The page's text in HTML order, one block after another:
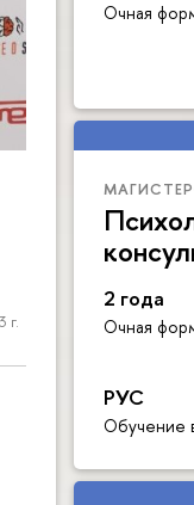
Очная
2 года
Очная
РУС
Обучение
г.